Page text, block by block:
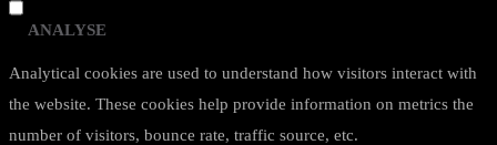
ANALYSE
Analytical cookies are used to understand how visitors interact with
the website. These cookies help provide information on metrics the
number of visitors, bounce rate, traffic source, etc.